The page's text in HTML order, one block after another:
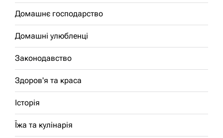
Домашнє господарство
Домашні улюбленці
Законодавство
Здоров'я та краса
Історія
Їжа та кулінарія